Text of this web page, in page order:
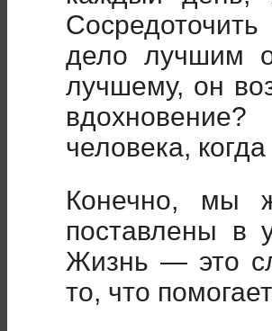
дело лучшим
лучшему, он
человека,
Конечно, мы
поставлены в
Жизнь — это
то, что